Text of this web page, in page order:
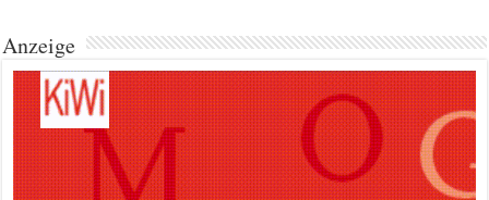
Anzeige